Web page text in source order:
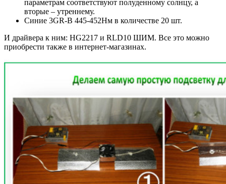
параметрам соответствуют полуденному солнцу, а
вторые – утреннему.
Синие 3GR-B 445-452Нм в количестве 20 шт.
И драйвера к ним: HG2217 и RLD10 ШИМ. Все это можно
приобрести также в интернет-магазинах.